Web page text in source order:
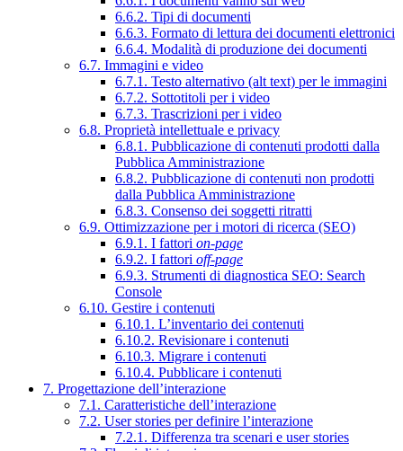
6.6.2. Tipi di documenti
6.6.3. Formato di lettura dei documenti elettronici
6.6.4. Modalità di produzione dei documenti
6.7. Immagini e video
6.7.1. Testo alternativo (alt text) per le immagini
6.7.2. Sottotitoli per i video
6.7.3. Trascrizioni per i video
6.8. Proprietà intellettuale e privacy
6.8.1. Pubblicazione di contenuti prodotti dalla
Pubblica Amministrazione
6.8.2. Pubblicazione di contenuti non prodotti
dalla Pubblica Amministrazione
6.8.3. Consenso dei soggetti ritratti
6.9. Ottimizzazione per i motori di ricerca (SEO)
6.9.1. I fattori on-page
6.9.2. I fattori off-page
6.9.3. Strumenti di diagnostica SEO: Search
Console
6.10. Gestire i contenuti
6.10.1. L’inventario dei contenuti
6.10.2. Revisionare i contenuti
6.10.3. Migrare i contenuti
6.10.4. Pubblicare i contenuti
7. Progettazione dell’interazione
7.1. Caratteristiche dell’interazione
7.2. User stories per definire l’interazione
7.2.1. Differenza tra scenari e user stories